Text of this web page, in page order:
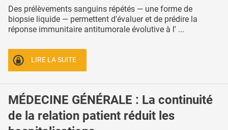
Des prélèvements sanguins répétés — une forme de
biopsie liquide — permettent d'évaluer et de prédire la
réponse immunitaire antitumorale évolutive à l' ...
LIRE LA SUITE
MÉDECINE GÉNÉRALE : La continuité
de la relation patient réduit les